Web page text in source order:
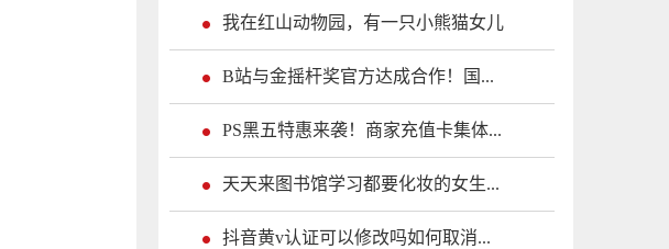
我在红山动物园，有一只小熊猫女儿
B站与金摇杆奖官方达成合作！国...
PS黑五特惠来袭！商家充值卡集体...
天天来图书馆学习都要化妆的女生...
抖音黄v认证可以修改吗如何取消...